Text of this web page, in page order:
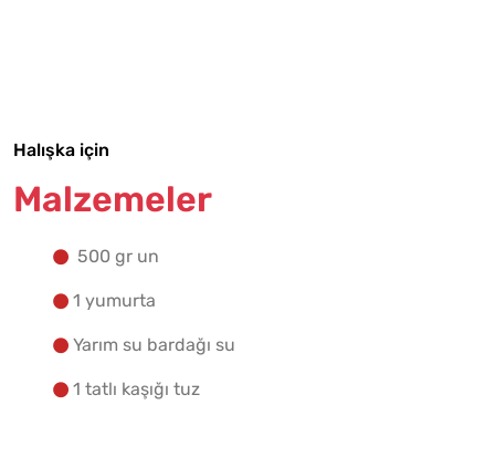
Halışka için
Malzemeler
500 gr un
1 yumurta
Yarım su bardağı su
1 tatlı kaşığı tuz